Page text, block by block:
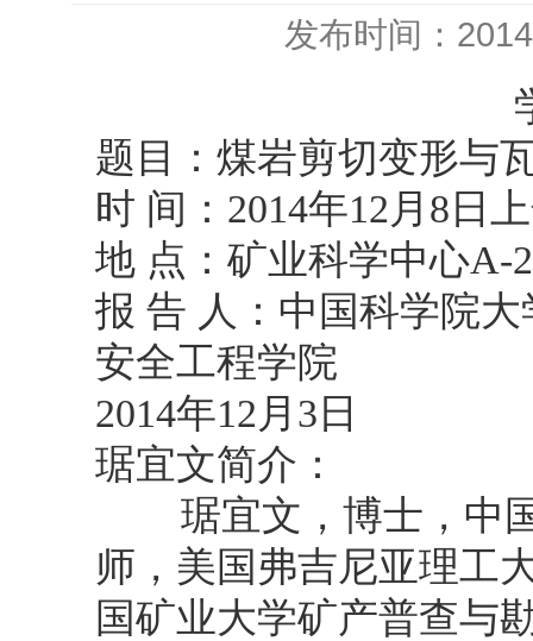
发布时间：
题目：煤岩剪切变形与
时 间：2014年12月 8日
地 点：矿业科学中心A-
报 告 人：中国科学院
安全工程学院
2014年12月3日
琚宜文简介：
琚宜文，博士，中国
师，美国弗吉尼亚理工
国矿业大学矿产普查与